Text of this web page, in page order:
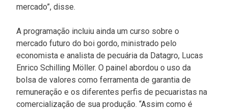
mercado”, disse.
A programação incluiu ainda um curso sobre o
mercado futuro do boi gordo, ministrado pelo
economista e analista de pecuária da Datagro, Lucas
Enrico Schilling Möller. O painel abordou o uso da
bolsa de valores como ferramenta de garantia de
remuneração e os diferentes perfis de pecuaristas na
comercialização de sua produção. “Assim como é